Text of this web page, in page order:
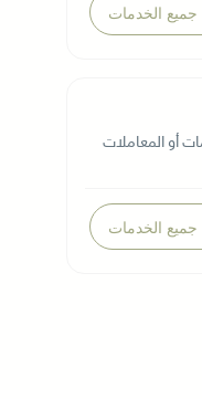
الخدمات
أو المعاملات
الخدمات